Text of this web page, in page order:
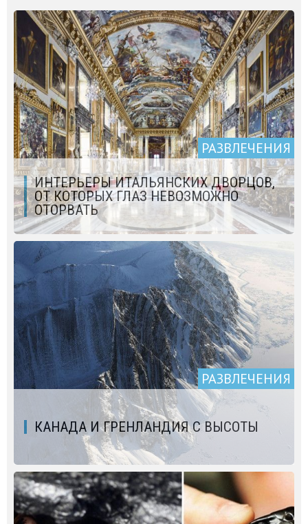
РАЗВЛЕЧЕНИЯ
ИНТЕРЬЕРЫ ИТАЛЬЯНСКИХ ДВОРЦОВ,
ОТ КОТОРЫХ ГЛАЗ НЕВОЗМОЖНО
ОТОРВАТЬ
РАЗВЛЕЧЕНИЯ
КАНАДА И ГРЕНЛАНДИЯ С ВЫСОТЫ